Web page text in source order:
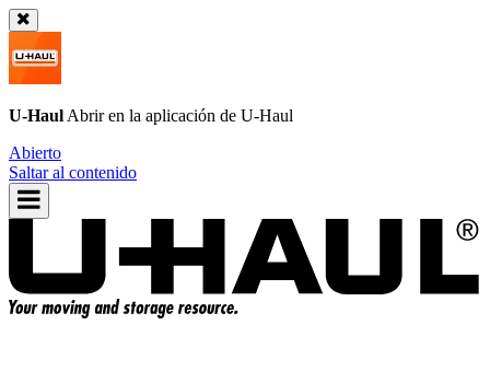
U-Haul Abrir en la aplicación de U-Haul
Abierto
Saltar al contenido